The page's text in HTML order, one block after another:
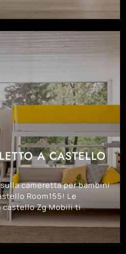
A CASTELLO
cameretta per bambini
Room155! Le
castello Zg Mobili ti